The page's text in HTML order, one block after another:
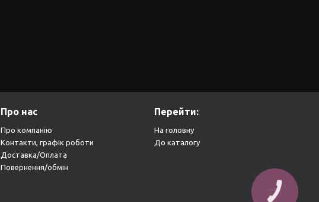
Про нас
Про компанію
Контакти, графік роботи
Доставка/Оплата
Повернення/обмін
Перейти:
На головну
До каталогу
КНОПКА
ЗВ'ЯЗКУ